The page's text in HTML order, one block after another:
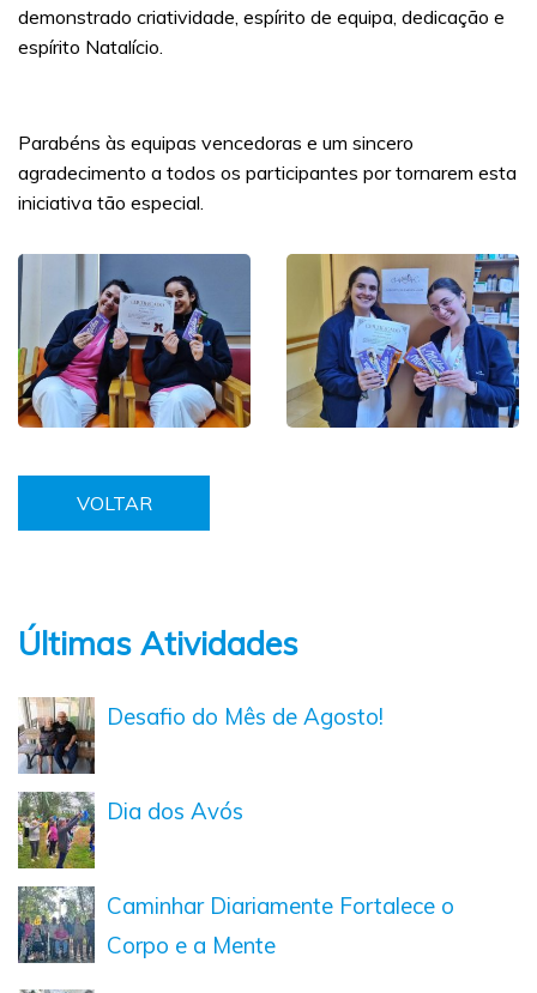
demonstrado criatividade, espírito de equipa, dedicação e
espírito Natalício.
Parabéns às equipas vencedoras e um sincero
agradecimento a todos os participantes por tornarem esta
iniciativa tão especial.
VOLTAR
Últimas Atividades
Desafio do Mês de Agosto!
Dia dos Avós
Caminhar Diariamente Fortalece o
Corpo e a Mente